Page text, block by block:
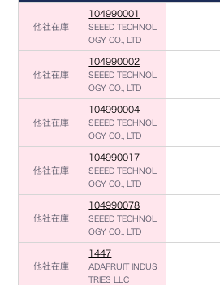
他社在庫
104990001
SEEED TECHNOL
OGY CO., LTD
他社在庫
104990002
SEEED TECHNOL
OGY CO., LTD
他社在庫
104990004
SEEED TECHNOL
OGY CO., LTD
他社在庫
104990017
SEEED TECHNOL
OGY CO., LTD
他社在庫
104990078
SEEED TECHNOL
OGY CO., LTD
他社在庫
1447
ADAFRUIT INDUS
TRIES LLC